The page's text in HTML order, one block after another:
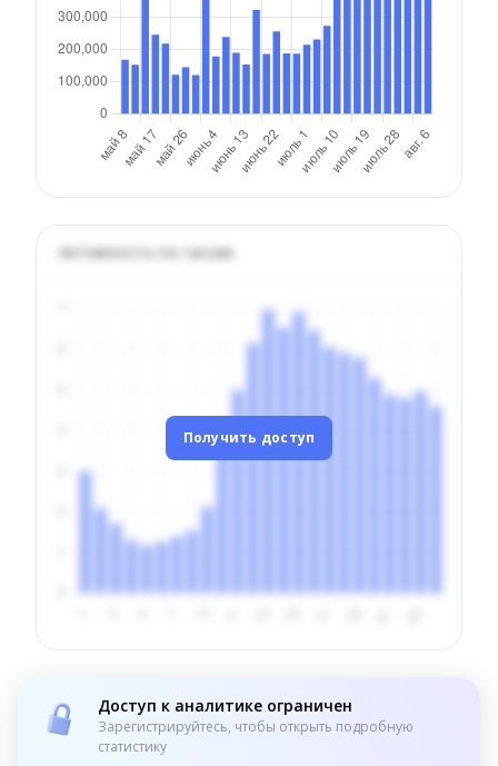
Активность по часам
Получить доступ
Доступ к аналитике ограничен
Зарегистрируйтесь, чтобы открыть подробную
статистику